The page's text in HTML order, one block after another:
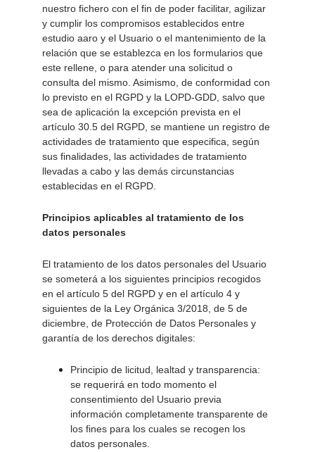
nuestro fichero con el fin de poder facilitar, agilizar
y cumplir los compromisos establecidos entre
estudio aaro y el Usuario o el mantenimiento de la
relación que se establezca en los formularios que
este rellene, o para atender una solicitud o
consulta del mismo. Asimismo, de conformidad con
lo previsto en el RGPD y la LOPD-GDD, salvo que
sea de aplicación la excepción prevista en el
artículo 30.5 del RGPD, se mantiene un registro de
actividades de tratamiento que especifica, según
sus finalidades, las actividades de tratamiento
llevadas a cabo y las demás circunstancias
establecidas en el RGPD.
Principios aplicables al tratamiento de los
datos personales
El tratamiento de los datos personales del Usuario
se someterá a los siguientes principios recogidos
en el artículo 5 del RGPD y en el artículo 4 y
siguientes de la Ley Orgánica 3/2018, de 5 de
diciembre, de Protección de Datos Personales y
garantía de los derechos digitales:
Principio de licitud, lealtad y transparencia:
se requerirá en todo momento el
consentimiento del Usuario previa
información completamente transparente de
los fines para los cuales se recogen los
datos personales.